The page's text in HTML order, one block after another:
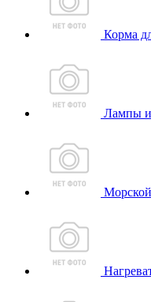
Корма
Лампы и